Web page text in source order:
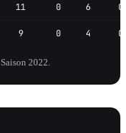
11 0 6
9 0 4
2022.